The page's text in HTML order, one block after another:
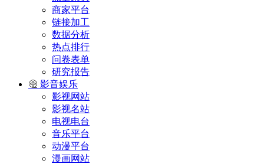
商家平台
链接加工
数据分析
热点排行
问卷表单
研究报告
影音娱乐
影视网站
影视名站
电视电台
音乐平台
动漫平台
漫画网站